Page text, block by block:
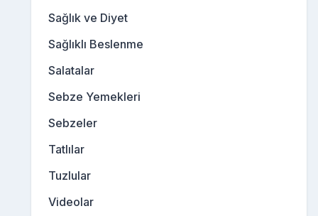
Sağlık ve Diyet
Sağlıklı Beslenme
Salatalar
Sebze Yemekleri
Sebzeler
Tatlılar
Tuzlular
Videolar